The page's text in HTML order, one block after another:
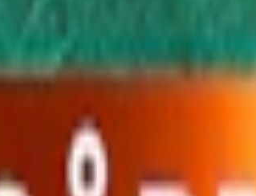
medel (E500, natriumkarbonater), samt aromer.